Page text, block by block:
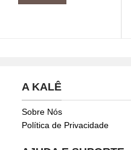
A KALÊ
Sobre Nós
Política de Privacidade